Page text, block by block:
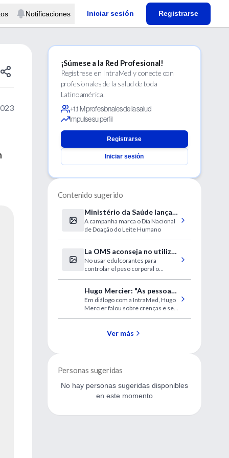
Notificaciones Iniciar sesión Registrarse
¡Súmese a la Red Profesional!
Regístrese en IntraMed y conecte con
profesionales de la salud de toda
Latinoamérica.
+1.1 M profesionales de la salud
Impulse su perfil
Registrarse
Iniciar sesión
Contenido sugerido
Ministério da Saúde lança
campanha nacional de
incentivo à doação de leite
humano
A campanha marca o Dia Nacional
de Doação do Leite Humano
La OMS aconseja no utilizar
edulcorantes sin azúcar
No usar edulcorantes para
controlar el peso corporal o
Hugo Mercier: "As pessoas
tendem a rejeitar tudo o
que não se encaixa com o
que já acreditam"
Em diálogo com a IntraMed, Hugo
Mercier falou sobre crenças e seu
Ver más
Personas sugeridas
No hay personas sugeridas disponibles
en este momento